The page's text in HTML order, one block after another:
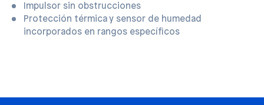
Impulsor sin obstrucciones
Protección térmica y sensor de humedad
incorporados en rangos específicos